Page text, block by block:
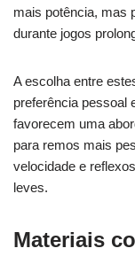
mais potência, mas
durante jogos
A escolha entre
preferência pessoal
favorecem uma
para remos mais
velocidade e
leves.
Materiais